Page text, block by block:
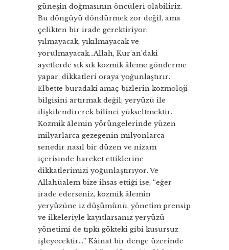
güneşin doğmasının öncüleri olabiliriz.
Bu döngüyü döndürmek zor değil, ama
çelikten bir irade gerektiriyor;
yılmayacak, yıkılmayacak ve
yorulmayacak…Allah, Kur’an’daki
ayetlerde sık sık kozmik âleme gönderme
yapar, dikkatleri oraya yoğunlaştırır.
Elbette buradaki amaç bizlerin kozmoloji
bilgisini artırmak değil; yeryüzü ile
ilişkilendirerek bilinci yükseltmektir.
Kozmik âlemin yörüngelerinde yüzen
milyarlarca gezegenin milyonlarca
senedir nasıl bir düzen ve nizam
içerisinde hareket ettiklerine
dikkatlerimizi yoğunlaştırıyor. Ve
Allahüalem bize ihsas ettiği ise, “eğer
irade ederseniz, kozmik âlemin
yeryüzüne iz düşümünü, yönetim prensip
ve ilkeleriyle kayıtlarsanız yeryüzü
yönetimi de tıpkı gökteki gibi kusursuz
işleyecektir…” Kâinat bir denge üzerinde